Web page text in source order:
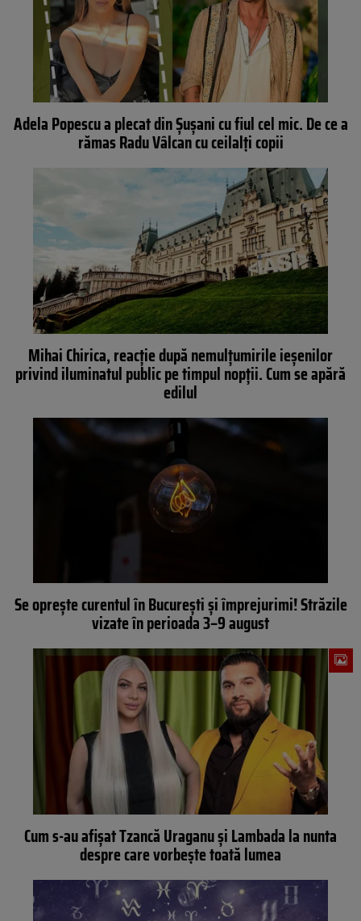
Adela Popescu a plecat din Șușani cu fiul cel mic. De ce a
rămas Radu Vâlcan cu ceilalți copii
Mihai Chirica, reacție după nemulțumirile ieșenilor
privind iluminatul public pe timpul nopții. Cum se apără
edilul
Se oprește curentul în București și împrejurimi! Străzile
vizate în perioada 3–9 august
Cum s-au afișat Tzancă Uraganu și Lambada la nunta
despre care vorbește toată lumea